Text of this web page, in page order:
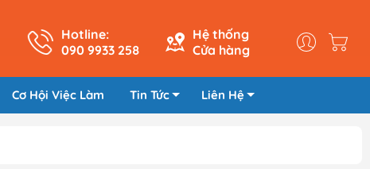
Hotline:
090 9933 258
Hệ thống
Cửa hàng
Cơ Hội Việc Làm Tin Tức Liên Hệ